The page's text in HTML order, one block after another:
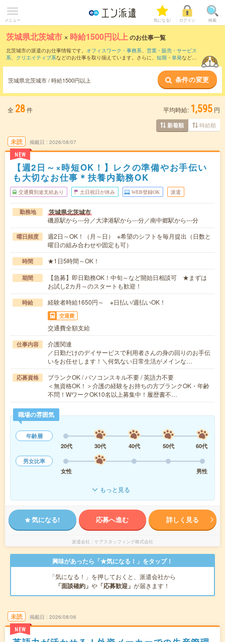
メニュー 気になる! ログイン 検索
茨城県北茨城市 × 時給1500円以上のお仕事一覧
北茨城市の派遣のお仕事情報です。 オフィスワーク・事務系、 営業・販売・サービス
系、 クリエイティブ系などのお仕事を取り揃えています。さらに、 短期 ・ 単発などの
茨城県北茨城市 / 時給1500円以上 条件の変更
全 28件 平均時給: 1,595 円
新着順 時給順
未読
NEW
掲載日 2026/08/07
【週2日～×時短OK！】レクの準備やお手伝い
も大切なお仕事＊扶養内勤務OK
交通費別途支給あり 土日祝日が休み WEB登録OK 派遣
勤務地 茨城県北茨城市
磯原駅から---分／大津港駅から---分／南中郷駅から---分
曜日頻度
週2日～OK！（月～日） ※希望のシフトを毎月提出（日数と
曜日の組み合わせや固定も可）
時間 ★1日5時間～OK！
期間
【急募】即日勤務OK！中旬～など開始日相談可 ★まずは
お試し2カ月～のスタートも歓迎！
時給 経験者時給1650円～ ※日払い/週払いOK！
交通費
交通費全額支給
仕事内容
介護関連
／日勤だけのデイサービスで利用者さんの身の回りのお手伝
いをお任せします！＼何気ない日常生活がメインな…
応募資格
ブランクOK / パソコンスキル不要 / 英語力不要
＜無資格OK！＞介護の経験をお持ちの方ブランクOK・年齢
不問！WワークOK10名以上募集中！履歴書不…
職場の雰囲気
年齢層
20代
30代 40代 50代
60代
男女比率
女性
男性
もっと見る
気になる! 応募へ進む 詳しく見る
派遣会社 ケアスタッフィング株式会社
興味があったら「★気になる！」をタップ！
「気になる！」を押しておくと、派遣会社から
「面談確約」 や 「応募歓迎」 が届きます！
未読
NEW
掲載日 2026/08/06